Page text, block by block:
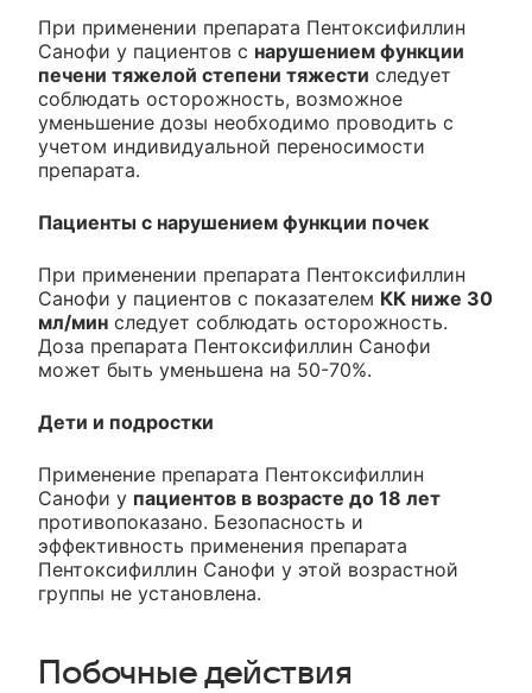
При применении препарата Пентоксифиллин
Санофи у пациентов с нарушением функции
печени тяжелой степени тяжести следует
соблюдать осторожность, возможное
уменьшение дозы необходимо проводить с
учетом индивидуальной переносимости
препарата.
Пациенты с нарушением функции почек
При применении препарата Пентоксифиллин
Санофи у пациентов с показателем КК ниже 30
мл/мин следует соблюдать осторожность.
Доза препарата Пентоксифиллин Санофи
может быть уменьшена на 50-70%.
Дети и подростки
Применение препарата Пентоксифиллин
Санофи у пациентов в возрасте до 18 лет
противопоказано. Безопасность и
эффективность применения препарата
Пентоксифиллин Санофи у этой возрастной
группы не установлена.
Побочные действия